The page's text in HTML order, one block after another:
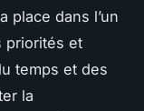
place dans l’un
priorités et
temps et des
la